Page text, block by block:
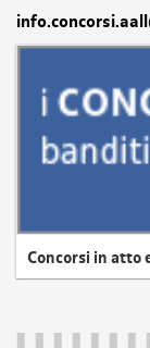
Concorsi in atto